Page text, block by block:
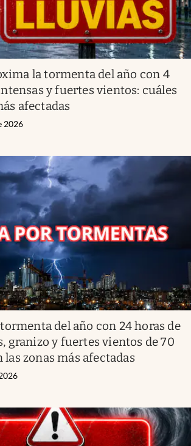
la tormenta del año con 4
y fuertes vientos: cuáles
afectadas
2026
del año con 24 horas de
granizo y fuertes vientos de 70
las zonas más afectadas